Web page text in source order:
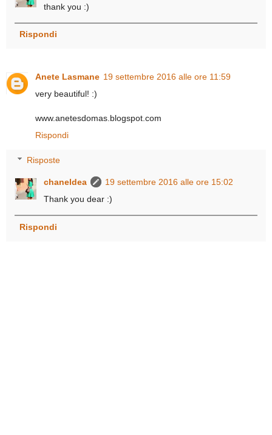
thank you :)
Rispondi
Anete Lasmane 19 settembre 2016 alle ore 11:59
very beautiful! :)
www.anetesdomas.blogspot.com
Rispondi
Risposte
chaneldea
19 settembre 2016 alle ore 15:02
Thank you dear :)
Rispondi